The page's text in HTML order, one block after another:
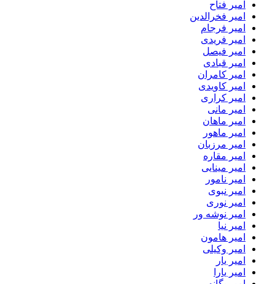
امیر فتاح
امیر فخرالدین
امیر فرجام
امیر فریدی
امیر فیصل
امیر قبادی
امیر کامران
امیر کاویدی
امیر کراری
امیر مانی
امیر ماهان
امیر ماهور
امیر مرزبان
امیر مقاره
امیر مینایی
امیر نامور
امیر نبوی
امیر نوری
امیر نوشه ور
امیر نیا
امیر هامون
امیر وکیلی
امیر یار
امیر یارا